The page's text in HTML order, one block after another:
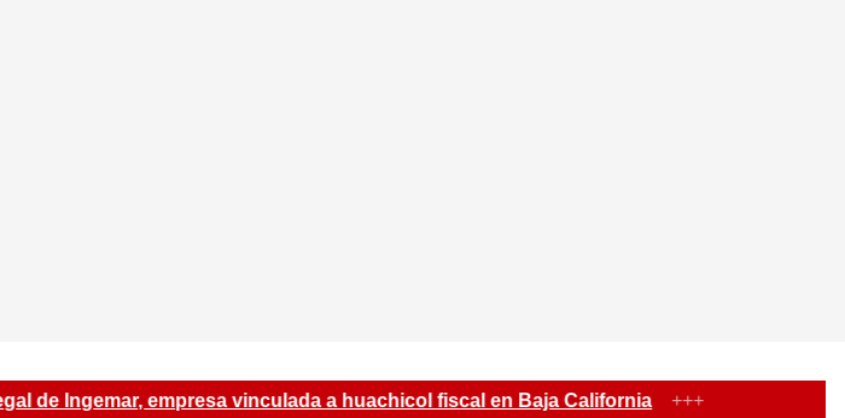
Ingemar, empresa vinculada a huachicol fiscal en Baja California +++